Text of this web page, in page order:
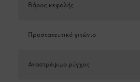
Βάρος κεφαλής
Προστατευτικό χιτώνιο
Αναστρέψιμο ρύγχος